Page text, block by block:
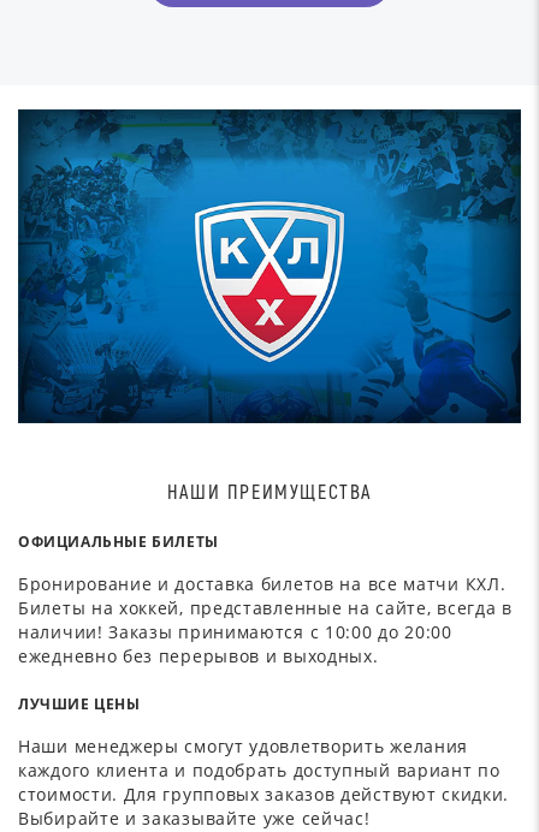
НАШИ ПРЕИМУЩЕСТВА
ОФИЦИАЛЬНЫЕ БИЛЕТЫ
Бронирование и доставка билетов на все матчи КХЛ.
Билеты на хоккей, представленные на сайте, всегда в
наличии! Заказы принимаются с 10:00 до 20:00
ежедневно без перерывов и выходных.
ЛУЧШИЕ ЦЕНЫ
Наши менеджеры смогут удовлетворить желания
каждого клиента и подобрать доступный вариант по
стоимости. Для групповых заказов действуют скидки.
Выбирайте и заказывайте уже сейчас!